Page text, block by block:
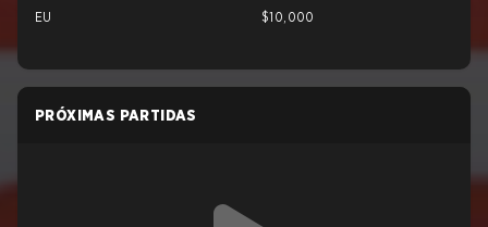
EU
$10,000
PRÓXIMAS PARTIDAS